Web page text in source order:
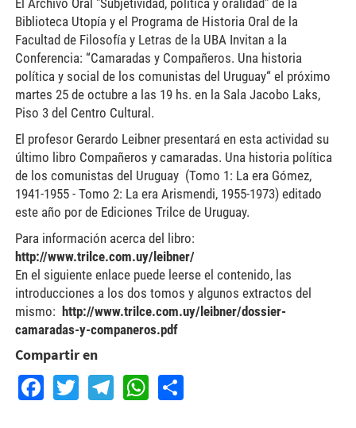
El Archivo Oral "Subjetividad, política y oralidad" de la
Biblioteca Utopía y el Programa de Historia Oral de la
Facultad de Filosofía y Letras de la UBA Invitan a la
Conferencia: “Camaradas y Compañeros. Una historia
política y social de los comunistas del Uruguay“ el próximo
martes 25 de octubre a las 19 hs. en la Sala Jacobo Laks,
Piso 3 del Centro Cultural.
El profesor Gerardo Leibner presentará en esta actividad su
último libro Compañeros y camaradas. Una historia política
de los comunistas del Uruguay (Tomo 1: La era Gómez,
1941-1955 - Tomo 2: La era Arismendi, 1955-1973) editado
este año por de Ediciones Trilce de Uruguay.
Para información acerca del libro:
http://www.trilce.com.uy/leibner/
En el siguiente enlace puede leerse el contenido, las
introducciones a los dos tomos y algunos extractos del
mismo: http://www.trilce.com.uy/leibner/dossier-
camaradas-y-companeros.pdf
Compartir en
Facebook
TwitterTelegram
WhatsApp
Share